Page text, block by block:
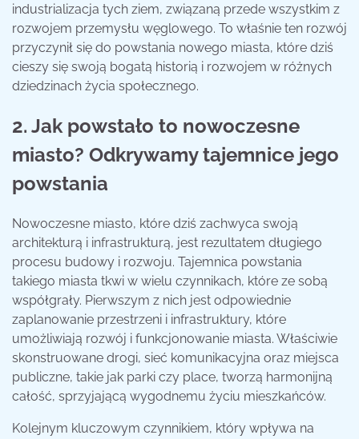
industrializacja tych ziem, związaną przede wszystkim z
rozwojem przemysłu węglowego. To właśnie ten rozwój
przyczynił się do powstania nowego miasta, które dziś
cieszy się swoją bogatą historią i rozwojem w różnych
dziedzinach życia społecznego.
2. Jak powstało to nowoczesne
miasto? Odkrywamy tajemnice jego
powstania
Nowoczesne miasto, które dziś zachwyca swoją
architekturą i infrastrukturą, jest rezultatem długiego
procesu budowy i rozwoju. Tajemnica powstania
takiego miasta tkwi w wielu czynnikach, które ze sobą
współgrały. Pierwszym z nich jest odpowiednie
zaplanowanie przestrzeni i infrastruktury, które
umożliwiają rozwój i funkcjonowanie miasta. Właściwie
skonstruowane drogi, sieć komunikacyjna oraz miejsca
publiczne, takie jak parki czy place, tworzą harmonijną
całość, sprzyjającą wygodnemu życiu mieszkańców.
Kolejnym kluczowym czynnikiem, który wpływa na